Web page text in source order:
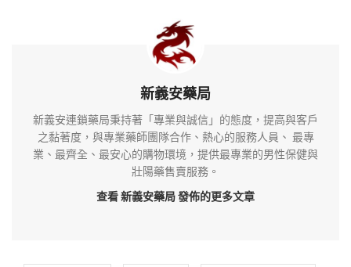
新義安藥局
新義安連鎖藥局秉持著「專業與誠信」的態度，提高與客戶
之黏著度，與專業藥師團隊合作、熱心的服務人員、 最專
業、最齊全、最安心的購物環境，提供最專業的男性保健與
壯陽藥售賣服務。
查看 新義安藥局發佈的更多文章